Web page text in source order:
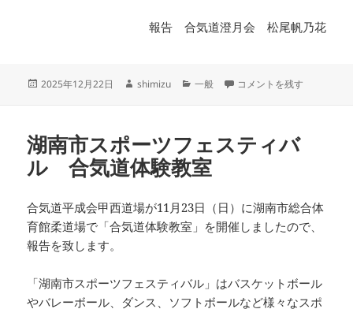
報告 合気道澄月会 松尾帆乃花
投
2025年12月22日
作
shimizu
カ
ー
一般 令和7年度合気道同世代交
コメントを残す
湖南市スポーツフェスティバ
ル 合気道体験教室
合気道平成会甲西道場が11月23日（日）に湖南市総合体
育館柔道場で「合気道体験教室」を開催しましたので、
報告を致します。
「湖南市スポーツフェスティバル」はバスケットボール
やバレーボール、ダンス、ソフトボールなど様々なスポ